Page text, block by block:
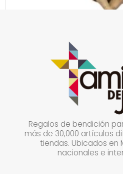
Regalos de bendición
más de 30,000 artículos
tiendas. Ubicados en
nacionales e